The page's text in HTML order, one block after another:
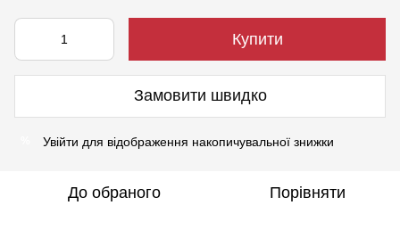
Купити
Замовити швидко
Увійти для відображення накопичувальної знижки
До обраного Порівняти